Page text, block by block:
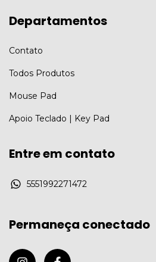
Departamentos
Contato
Todos Produtos
Mouse Pad
Apoio Teclado | Key Pad
Entre em contato
5551992271472
Permaneça conectado